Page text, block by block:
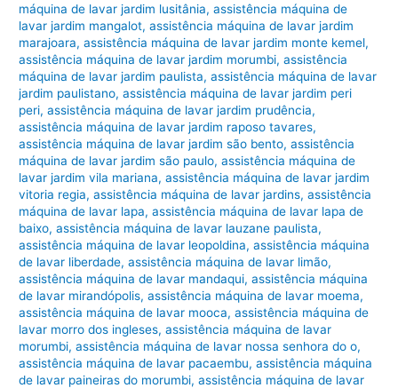
máquina de lavar jardim lusitânia,assistência máquina de
lavar jardim mangalot,assistência máquina de lavar jardim
marajoara,assistência máquina de lavar jardim monte kemel,
assistência máquina de lavar jardim morumbi,assistência
máquina de lavar jardim paulista,assistência máquina de lavar
jardim paulistano,assistência máquina de lavar jardim peri
peri,assistência máquina de lavar jardim prudência,
assistência máquina de lavar jardim raposo tavares,
assistência máquina de lavar jardim são bento,assistência
máquina de lavar jardim são paulo,assistência máquina de
lavar jardim vila mariana,assistência máquina de lavar jardim
vitoria regia,assistência máquina de lavar jardins,assistência
máquina de lavar lapa,assistência máquina de lavar lapa de
baixo,assistência máquina de lavar lauzane paulista,
assistência máquina de lavar leopoldina,assistência máquina
de lavar liberdade,assistência máquina de lavar limão,
assistência máquina de lavar mandaqui,assistência máquina
de lavar mirandópolis,assistência máquina de lavar moema,
assistência máquina de lavar mooca,assistência máquina de
lavar morro dos ingleses,assistência máquina de lavar
morumbi,assistência máquina de lavar nossa senhora do o,
assistência máquina de lavar pacaembu,assistência máquina
de lavar paineiras do morumbi,assistência máquina de lavar